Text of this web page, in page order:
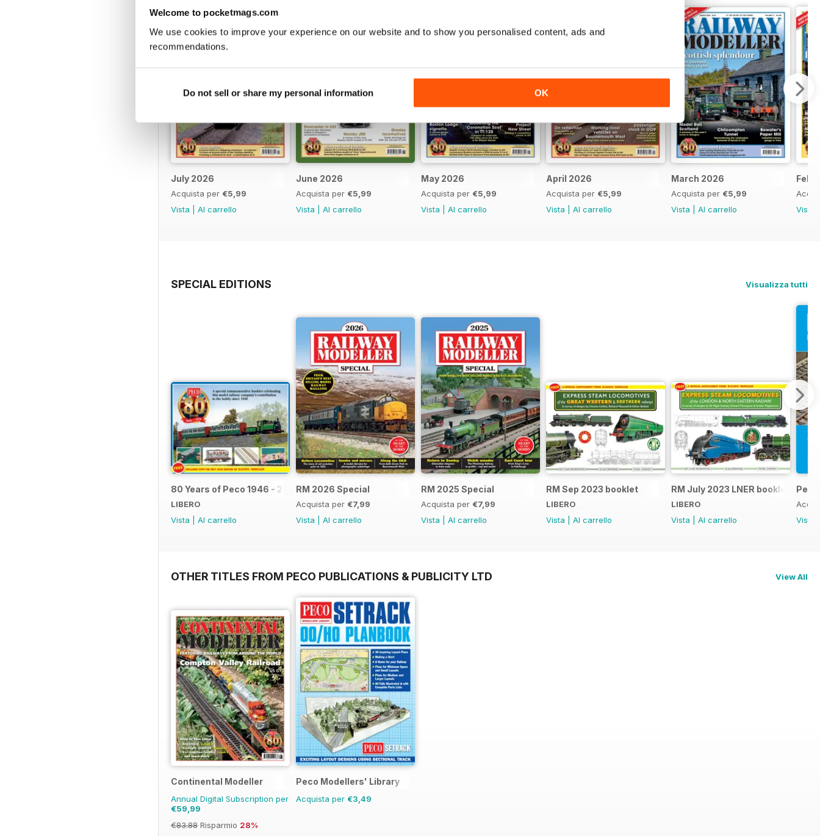
Welcome to pocketmags.com
We use cookies to improve your experience on our website and to show you personalised content, ads and
recommendations.
Do not sell or share my personal information OK
July 2026
Acquista per €5,99
Vista
Al carrello
June 2026
Acquista per €5,99
Vista
Al carrello
May 2026
Acquista per €5,99
Vista
Al carrello
April 2026
Acquista per €5,99
Vista
Al carrello
March 2026
Acquista per €5,99
Vista
Al carrello
Vista
SPECIAL EDITIONS Visualizza tutti
80 Years of Peco 1946 - 2026
LIBERO
Vista
Al carrello
RM 2026 Special
Acquista per €7,99
Vista
Al carrello
RM 2025 Special
Acquista per €7,99
Vista
Al carrello
RM Sep 2023 booklet
LIBERO
Vista
Al carrello
RM July 2023 LNER booklet
LIBERO
Vista
Al carrello
Vista
OTHER TITLES FROM PECO PUBLICATIONS & PUBLICITY LTD View All
Continental Modeller
Annual Digital Subscription per
€59,99
€83.88 Risparmio 28%
Peco Modellers' Library
Acquista per €3,49